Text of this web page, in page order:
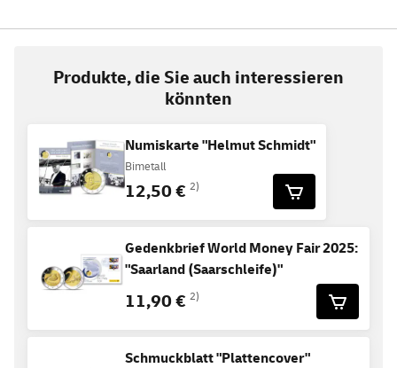
Produkte, die Sie auch interessieren
könnten
Numiskarte "Helmut Schmidt"
Bimetall
12,50 € 2)
Gedenkbrief World Money Fair 2025:
"Saarland (Saarschleife)"
11,90 € 2)
Schmuckblatt "Plattencover"